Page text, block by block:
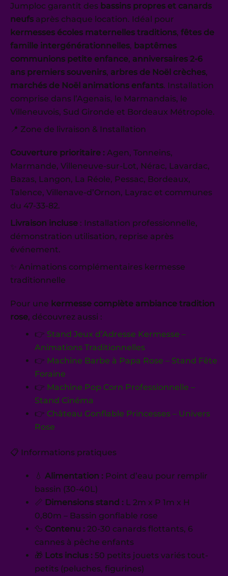
Jumploc garantit des bassins propres et canards
neufs après chaque location. Idéal pour
kermesses écoles maternelles traditions, fêtes de
famille intergénérationnelles, baptêmes
communions petite enfance, anniversaires 2-6
ans premiers souvenirs, arbres de Noël crèches,
marchés de Noël animations enfants. Installation
comprise dans l’Agenais, le Marmandais, le
Villeneuvois, Sud Gironde et Bordeaux Métropole.
📍 Zone de livraison & Installation
Couverture prioritaire : Agen, Tonneins,
Marmande, Villeneuve-sur-Lot, Nérac, Lavardac,
Bazas, Langon, La Réole, Pessac, Bordeaux,
Talence, Villenave-d’Ornon, Layrac et communes
du 47-33-82.
Livraison incluse : Installation professionnelle,
démonstration utilisation, reprise après
événement.
✨ Animations complémentaires kermesse
traditionnelle
Pour une kermesse complète ambiance tradition
rose, découvrez aussi :
👉 Stand Jeux d’Adresse Kermesse –
Animations Traditionnelles
👉 Machine Barbe à Papa Rose – Stand Fête
Foraine
👉 Machine Pop Corn Professionnelle –
Stand Cinéma
👉 Château Gonflable Princesses – Univers
Rose
📋 Informations pratiques
💧 Alimentation : Point d’eau pour remplir
bassin (30-40L)
📏 Dimensions stand : L 2m x P 1m x H
0,80m – Bassin gonflable rose
🦆 Contenu : 20-30 canards flottants, 6
cannes à pêche enfants
🎁 Lots inclus : 50 petits jouets variés tout-
petits (peluches, figurines)